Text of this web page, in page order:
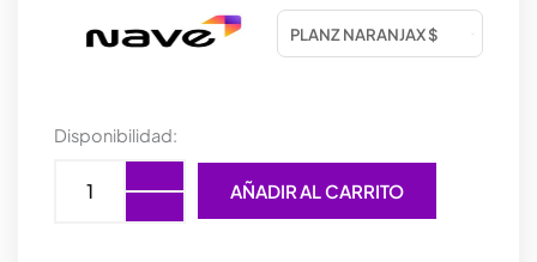
Disponibilidad:
MOUSE
TRUST
BAYO
AÑADIR AL CARRITO